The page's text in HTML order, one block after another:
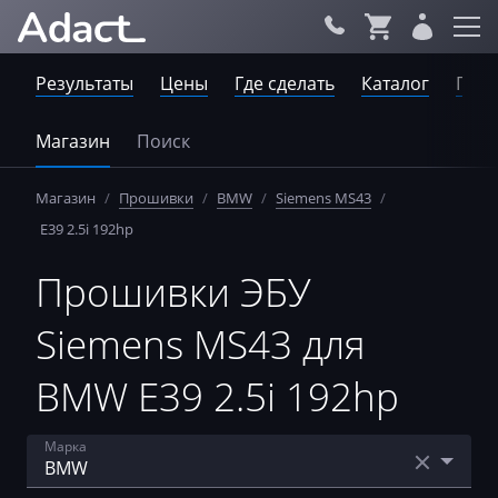
Результаты Цены Где сделать Каталог
Магазин Поиск
Магазин / Прошивки / BMW / Siemens MS43 /
E39 2.5i 192hp
Прошивки ЭБУ
Siemens MS43 для
BMW E39 2.5i 192hp
Марка